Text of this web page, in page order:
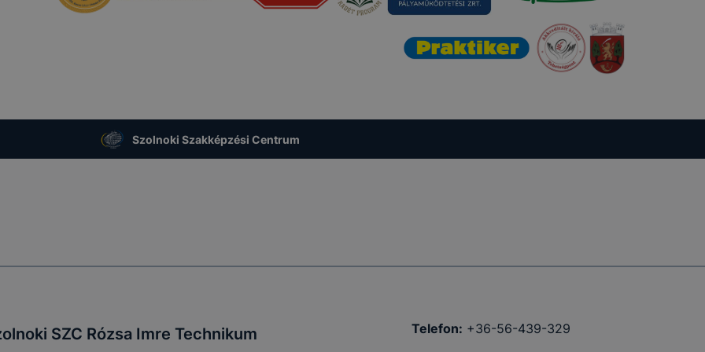
Szolnoki Szakképzési Centrum
SZC Rózsa Imre Technikum Telefon: +36-56-439-329